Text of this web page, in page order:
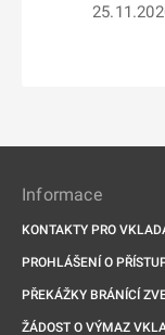
Informace
KONTAKTY PRO
PROHLÁŠENÍ O
PŘEKÁŽKY BRÁNÍCÍ
ŽÁDOST O VÝMAZ